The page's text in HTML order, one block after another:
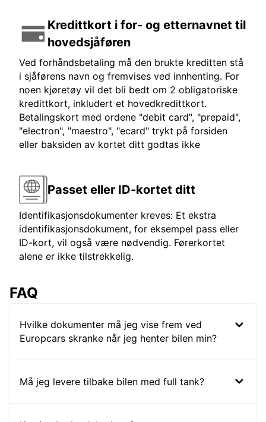
Kredittkort i for- og etternavnet til
hovedsjåføren
Ved forhåndsbetaling må den brukte kreditten stå
i sjåførens navn og fremvises ved innhenting. For
noen kjøretøy vil det bli bedt om 2 obligatoriske
kredittkort, inkludert et hovedkredittkort.
Betalingskort med ordene "debit card", "prepaid",
"electron", "maestro", "ecard" trykt på forsiden
eller baksiden av kortet ditt godtas ikke
Passet eller ID-kortet ditt
Identifikasjonsdokumenter kreves: Et ekstra
identifikasjonsdokument, for eksempel pass eller
ID-kort, vil også være nødvendig. Førerkortet
alene er ikke tilstrekkelig.
FAQ
Hvilke dokumenter må jeg vise frem ved
Europcars skranke når jeg henter bilen min?
Må jeg levere tilbake bilen med full tank?